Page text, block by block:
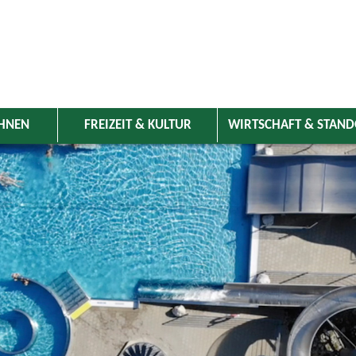
FREIZEIT & KULTUR WIRTSCHAFT &